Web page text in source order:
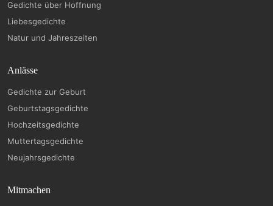
Gedichte über Hoffnung
Liebesgedichte
Natur und Jahreszeiten
Anlässe
Gedichte zur Geburt
Geburtstagsgedichte
Hochzeitsgedichte
Muttertagsgedichte
Neujahrsgedichte
Mitmachen